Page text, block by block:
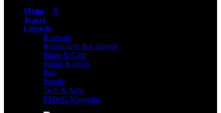
Mona 0
Travel
Lifestyle
Relaxare
Restaurante & Cafenele
Filme & Carti
Home & Deco
Fun
People
Tech & Auto
FMWG Magazine